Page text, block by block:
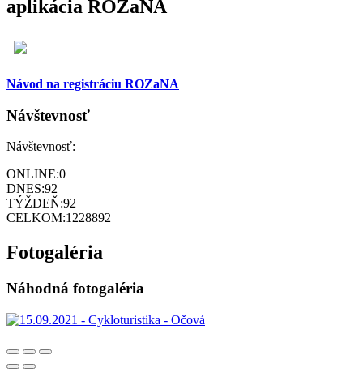
aplikácia ROZaNA
Návod na registráciu ROZaNA
Návštevnosť
Návštevnosť:
ONLINE:0
DNES:92
TÝŽDEŇ:92
CELKOM:1228892
Fotogaléria
Náhodná fotogaléria